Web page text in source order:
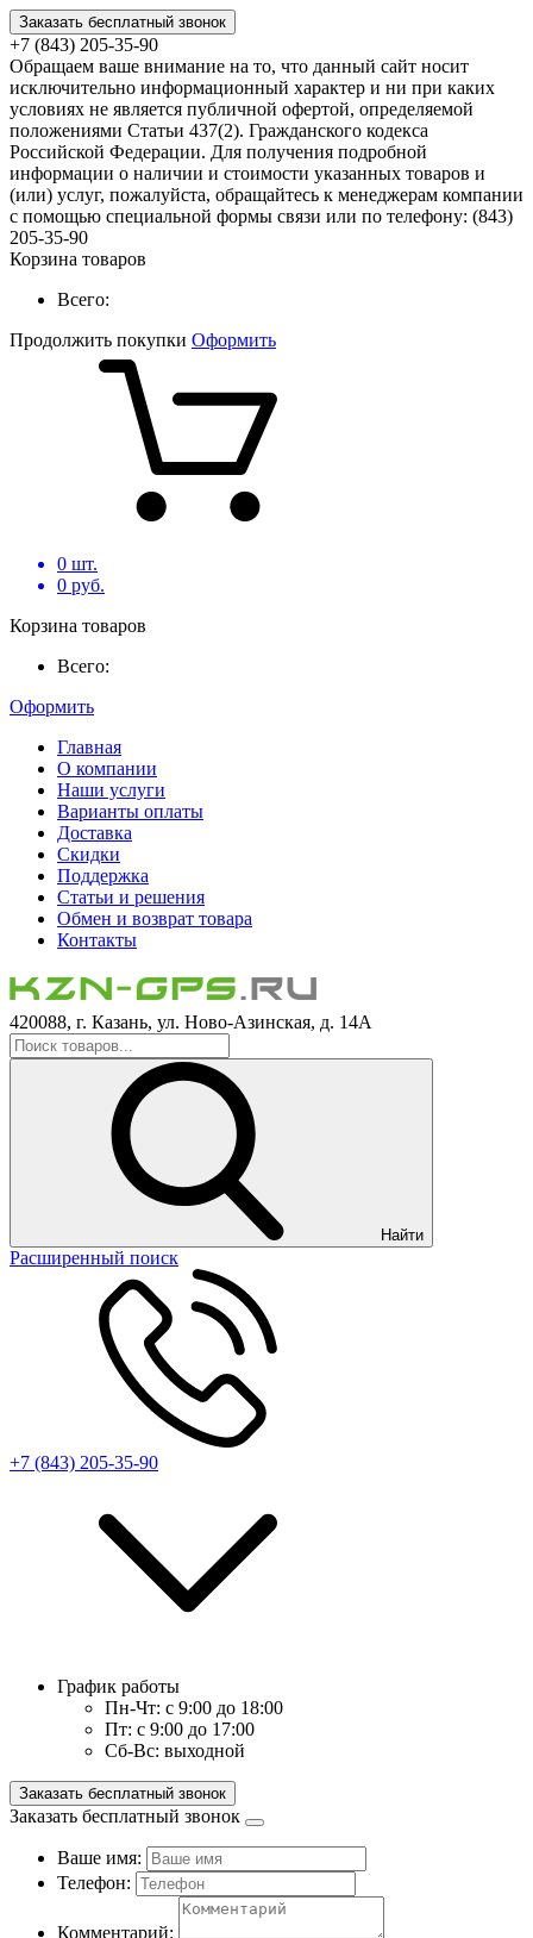
Заказать бесплатный звонок
+7 (843) 205-35-90
Обращаем ваше внимание на то, что данный сайт носит
исключительно информационный характер и ни при каких
условиях не является публичной офертой, определяемой
положениями Статьи 437(2). Гражданского кодекса
Российской Федерации. Для получения подробной
информации о наличии и стоимости указанных товаров и
(или) услуг, пожалуйста, обращайтесь к менеджерам компании
с помощью специальной формы связи или по телефону: (843)
205-35-90
Корзина товаров
Всего:
Продолжить покупки Оформить
0 шт.
0 руб.
Корзина товаров
Всего:
Оформить
Главная
О компании
Наши услуги
Варианты оплаты
Доставка
Скидки
Поддержка
Статьи и решения
Обмен и возврат товара
Контакты
420088, г. Казань, ул. Ново-Азинская, д. 14А
Найти
Расширенный поиск
+7 (843) 205-35-90
График работы
Пн-Чт: с 9:00 до 18:00
Пт: с 9:00 до 17:00
Сб-Вс: выходной
Заказать бесплатный звонок
Заказать бесплатный звонок
Ваше имя:
Телефон:
Комментарий: